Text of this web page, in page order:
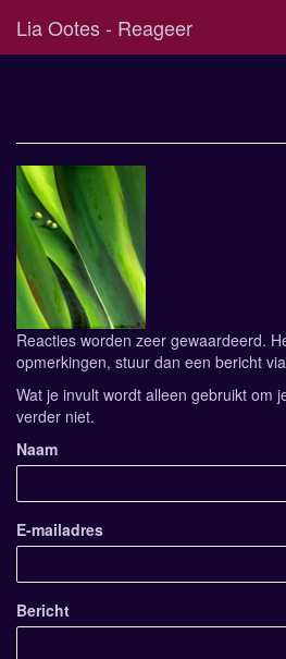
Lia Ootes - Reageer
Reacties worden zeer gewaardeerd.
opmerkingen, stuur dan een bericht
Wat je invult wordt alleen gebruikt om
verder niet.
Naam
E-mailadres
Bericht